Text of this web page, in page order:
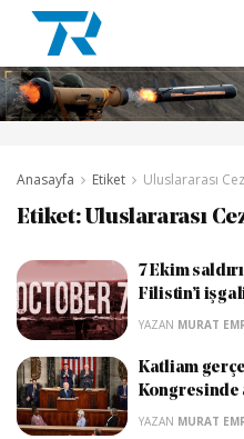
Anasayfa Etiket Uluslararası
Etiket: Uluslararası
7 Ekim
Filistin’i
YAZAN MURAT
Katliam
Kongresinde
YAZAN MURAT